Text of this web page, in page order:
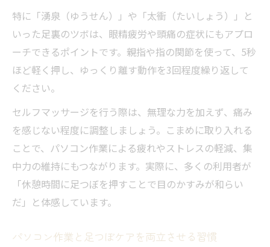
特に「湧泉（ゆうせん）」や「太衝（たいしょう）」と
いった足裏のツボは、眼精疲労や頭痛の症状にもアプロ
ーチできるポイントです。親指や指の関節を使って、5秒
ほど軽く押し、ゆっくり離す動作を3回程度繰り返して
ください。
セルフマッサージを行う際は、無理な力を加えず、痛み
を感じない程度に調整しましょう。こまめに取り入れる
ことで、パソコン作業による疲れやストレスの軽減、集
中力の維持にもつながります。実際に、多くの利用者が
「休憩時間に足つぼを押すことで目のかすみが和らい
だ」と体感しています。
パソコン作業と足つぼケアを両立させる習慣